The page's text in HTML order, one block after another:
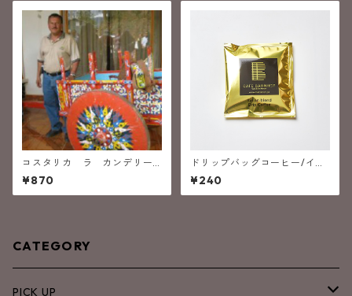
コスタリカ ラ カンデリー
ジャ (深煎り）
¥870
ドリップバッグコーヒー/イタ
リアン・ブレンド
¥240
CATEGORY
PICK UP